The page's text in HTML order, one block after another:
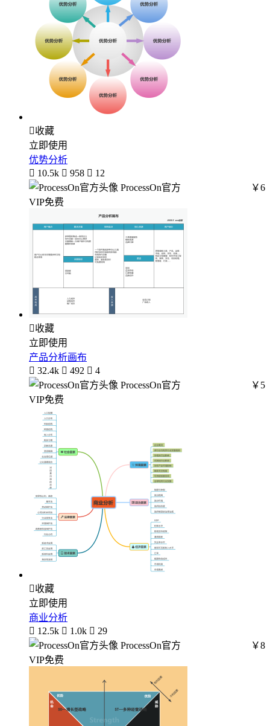
收藏
立即使用
优势分析
 10.5k  958  12
ProcessOn官方
￥6
VIP免费
收藏
立即使用
产品分析画布
 32.4k  492  4
ProcessOn官方
￥5
VIP免费
收藏
立即使用
商业分析
 12.5k  1.0k  29
ProcessOn官方
￥8
VIP免费